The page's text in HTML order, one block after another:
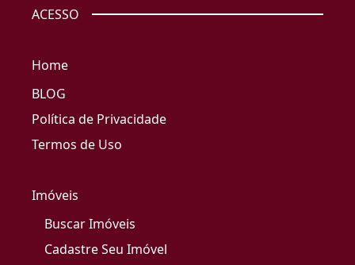
ACESSO
Home
BLOG
Política de Privacidade
Termos de Uso
Imóveis
Buscar Imóveis
Cadastre Seu Imóvel